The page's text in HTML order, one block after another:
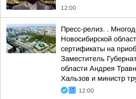
12:00
Пресс-релиз. .
Новосибирской
сертификаты на
Заместитель
области Андрея
Хальзов и министр
12:00